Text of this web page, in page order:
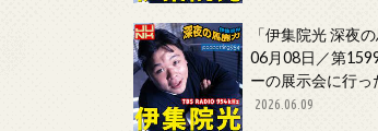
「伊集院光 深夜
06月08日／第
ーの展示会に行っ
2026.06.09